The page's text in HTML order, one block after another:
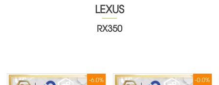
LEXUS
RX350
-6.0% -0.0%